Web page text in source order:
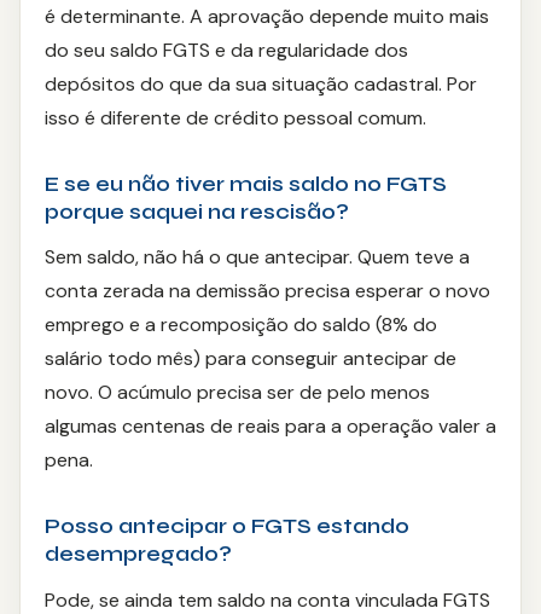
é determinante. A aprovação depende muito mais
do seu saldo FGTS e da regularidade dos
depósitos do que da sua situação cadastral. Por
isso é diferente de crédito pessoal comum.
E se eu não tiver mais saldo no FGTS
porque saquei na rescisão?
Sem saldo, não há o que antecipar. Quem teve a
conta zerada na demissão precisa esperar o novo
emprego e a recomposição do saldo (8% do
salário todo mês) para conseguir antecipar de
novo. O acúmulo precisa ser de pelo menos
algumas centenas de reais para a operação valer a
pena.
Posso antecipar o FGTS estando
desempregado?
Pode, se ainda tem saldo na conta vinculada FGTS